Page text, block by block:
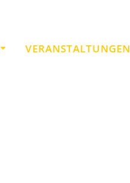
VERANSTALTUNGEN